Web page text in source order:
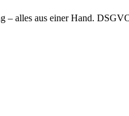
– alles aus einer Hand.